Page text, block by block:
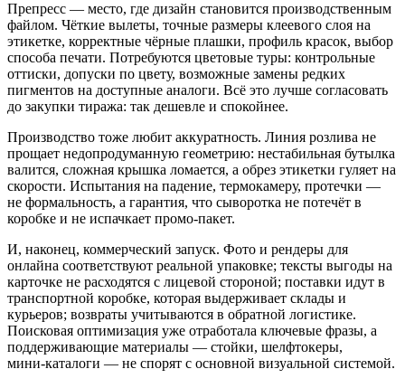
Препресс — место, где дизайн становится производственным
файлом. Чёткие вылеты, точные размеры клеевого слоя на
этикетке, корректные чёрные плашки, профиль красок, выбор
способа печати. Потребуются цветовые туры: контрольные
оттиски, допуски по цвету, возможные замены редких
пигментов на доступные аналоги. Всё это лучше согласовать
до закупки тиража: так дешевле и спокойнее.
Производство тоже любит аккуратность. Линия розлива не
прощает недопродуманную геометрию: нестабильная бутылка
валится, сложная крышка ломается, а обрез этикетки гуляет на
скорости. Испытания на падение, термокамеру, протечки —
не формальность, а гарантия, что сыворотка не потечёт в
коробке и не испачкает промо‑пакет.
И, наконец, коммерческий запуск. Фото и рендеры для
онлайна соответствуют реальной упаковке; тексты выгоды на
карточке не расходятся с лицевой стороной; поставки идут в
транспортной коробке, которая выдерживает склады и
курьеров; возвраты учитываются в обратной логистике.
Поисковая оптимизация уже отработала ключевые фразы, а
поддерживающие материалы — стойки, шелфтокеры,
мини‑каталоги — не спорят с основной визуальной системой.